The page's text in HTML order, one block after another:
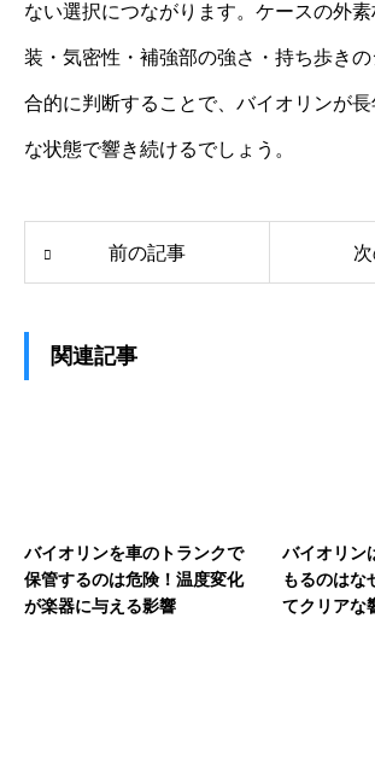
ない選択につながります。ケースの外
装・気密性・補強部の強さ・持ち歩き
合的に判断することで、バイオリンが
な状態で響き続けるでしょう。
前の記事
関連記事
バイオリンを車のトランクで
保管するのは危険！温度変化
が楽器に与える影響
バイオリン
もるのはな
てクリアな